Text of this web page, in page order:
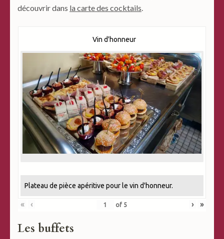
découvrir dans la carte des cocktails.
Vin d'honneur
Plateau de pièce apéritive pour le vin d'honneur.
« ‹ of 5 › »
Les buffets